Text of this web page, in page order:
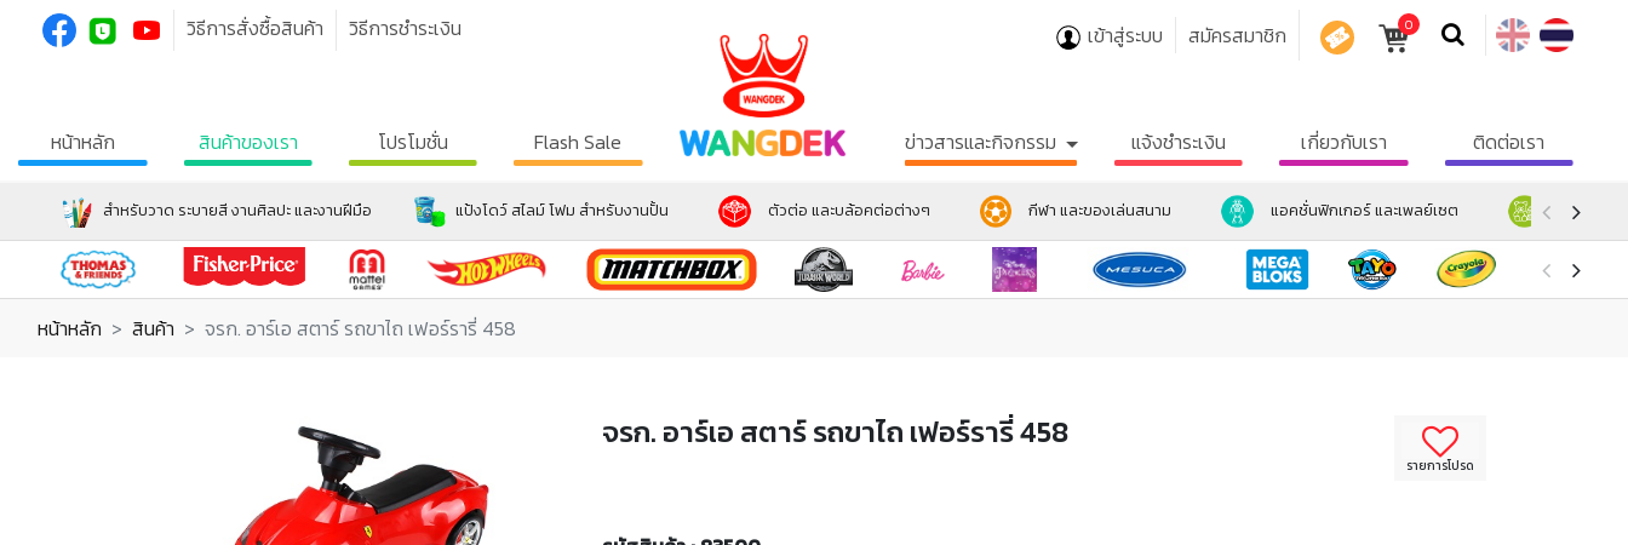
วิธีการสั่งซื้อสินค้า วิธีการชำระเงิน เข้าสู่ระบบ สมัครสมาชิก 0
หน้าหลัก สินค้าของเรา โปรโมชั่น Flash Sale ข่าวสารและกิจกรรม แจ้งชำระเงิน เกี่ยวกับเรา ติดต่อเรา
สำหรับวาด ระบายสี งานศิลปะ และงานฝีมือ แป้งโดว์ สไลม์ โฟม สำหรับงานปั้น ตัวต่อ และบล้อคต่อต่างๆ กีฬา และของเล่นสนาม แอคชั่นฟิกเกอร์ และเพลย์เซต ตุ๊กตา แล
หน้าหลัก สินค้า จรก. อาร์เอ สตาร์ รถขาไถ เฟอร์รารี่ 458
รายการโปรด
จรก. อาร์เอ สตาร์ รถขาไถ เฟอร์รารี่ 458